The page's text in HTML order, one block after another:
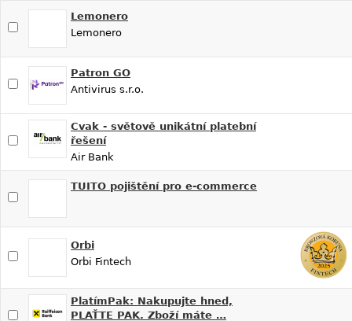
Lemonero
Lemonero
Patron GO
Antivirus s.r.o.
Cvak - světově unikátní platební
řešení
Air Bank
TUITO pojištění pro e-commerce
Orbi
Orbi Fintech
PlatímPak: Nakupujte hned,
PLAŤTE PAK. Zboží máte …